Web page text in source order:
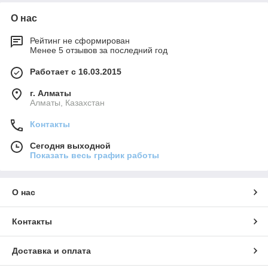
О нас
Рейтинг не сформирован
Менее 5 отзывов за последний год
Работает с 16.03.2015
г. Алматы
Алматы, Казахстан
Контакты
Сегодня выходной
Показать весь график работы
О нас
Контакты
Доставка и оплата